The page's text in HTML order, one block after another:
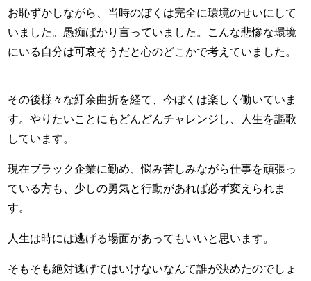
お恥ずかしながら、当時のぼくは完全に環境のせいにして
いました。愚痴ばかり言っていました。こんな悲惨な環境
にいる自分は可哀そうだと心のどこかで考えていました。
その後様々な紆余曲折を経て、今ぼくは楽しく働いていま
す。やりたいことにもどんどんチャレンジし、人生を謳歌
しています。
現在ブラック企業に勤め、悩み苦しみながら仕事を頑張っ
ている方も、少しの勇気と行動があれば必ず変えられま
す。
人生は時には逃げる場面があってもいいと思います。
そもそも絶対逃げてはいけないなんて誰が決めたのでしょ